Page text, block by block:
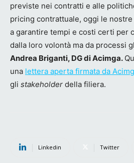
previste nei contratti e alle
pricing contrattuale, oggi le
a garantire tempi e costi certi per
dalla loro volontà ma da processi
Andrea Briganti, DG di Acimga.
una lettera aperta firmata da
gli stakeholder della filiera.
Linkedin Twitter